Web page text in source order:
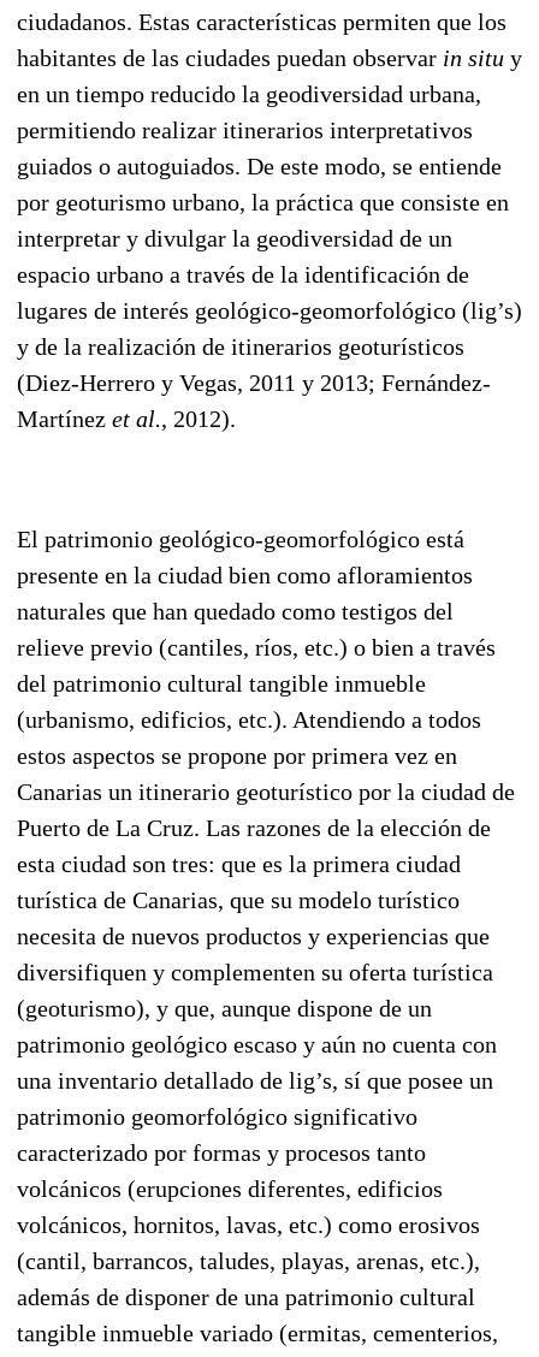
ciudadanos. Estas características permiten que los
habitantes de las ciudades puedan observar in situ y
en un tiempo reducido la geodiversidad urbana,
permitiendo realizar itinerarios interpretativos
guiados o autoguiados. De este modo, se entiende
por geoturismo urbano, la práctica que consiste en
interpretar y divulgar la geodiversidad de un
espacio urbano a través de la identificación de
lugares de interés geológico-geomorfológico (lig’s)
y de la realización de itinerarios geoturísticos
(Diez-Herrero y Vegas, 2011 y 2013; Fernández-
Martínez et al., 2012).
El patrimonio geológico-geomorfológico está
presente en la ciudad bien como afloramientos
naturales que han quedado como testigos del
relieve previo (cantiles, ríos, etc.) o bien a través
del patrimonio cultural tangible inmueble
(urbanismo, edificios, etc.). Atendiendo a todos
estos aspectos se propone por primera vez en
Canarias un itinerario geoturístico por la ciudad de
Puerto de La Cruz. Las razones de la elección de
esta ciudad son tres: que es la primera ciudad
turística de Canarias, que su modelo turístico
necesita de nuevos productos y experiencias que
diversifiquen y complementen su oferta turística
(geoturismo), y que, aunque dispone de un
patrimonio geológico escaso y aún no cuenta con
una inventario detallado de lig’s, sí que posee un
patrimonio geomorfológico significativo
caracterizado por formas y procesos tanto
volcánicos (erupciones diferentes, edificios
volcánicos, hornitos, lavas, etc.) como erosivos
(cantil, barrancos, taludes, playas, arenas, etc.),
además de disponer de una patrimonio cultural
tangible inmueble variado (ermitas, cementerios,